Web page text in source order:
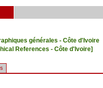
générales - Côte d'Ivoire
References - Côte d'Ivoire]